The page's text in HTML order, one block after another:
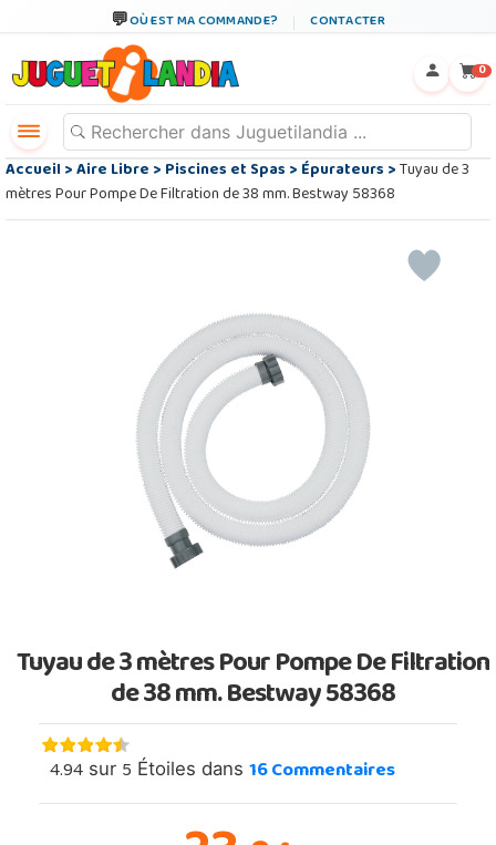
OÙ EST MA COMMANDE? CONTACTER
0
Accueil>Aire Libre>Piscines et Spas>Épurateurs>Tuyau de 3
mètres Pour Pompe De Filtration de 38 mm. Bestway 58368
Tuyau de 3 mètres Pour Pompe De Filtration
de 38 mm. Bestway 58368
4.94 sur 5 Étoiles dans 16Commentaires